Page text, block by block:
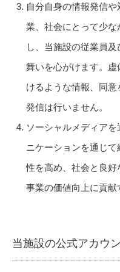
自分自身の情報発信
業、社会にとって少
し、当施設の従業員
舞いを心がけます。
けるような情報、同
発信は行いません。
ソーシャルメディア
ニケーションを通じ
性を高め、社会と良
事業の価値向上に貢献
当施設の公式アカウ